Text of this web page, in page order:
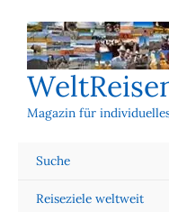
Inhalt
springen
Magazin für
Suche
Reiseziele weltweit